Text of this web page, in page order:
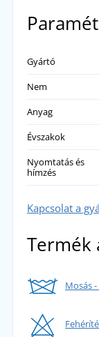
Gyártó
Nem
Anyag
Évszakok
Nyomtatás és
hímzés
Kapcsolat a
Termék
Mosás